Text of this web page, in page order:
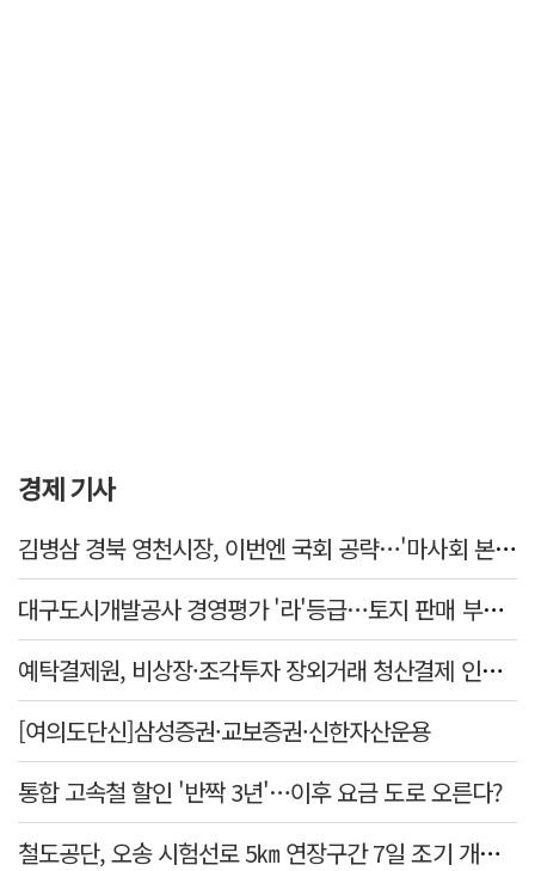
경제 기사
김병삼 경북 영천시장, 이번엔 국회 공략…'마사회 본사 이전·광역교통망 확충' 요청
대구도시개발공사 경영평가 '라'등급…토지 판매 부진에 1년 만에 두 단계 '뚝'
예탁결제원, 비상장·조각투자 장외거래 청산결제 인프라 구축 착수…연내 가동
[여의도단신]삼성증권·교보증권·신한자산운용
통합 고속철 할인 '반짝 3년'…이후 요금 도로 오른다?
철도공단, 오송 시험선로 5㎞ 연장구간 7일 조기 개통…LA 메트로 사업 지원